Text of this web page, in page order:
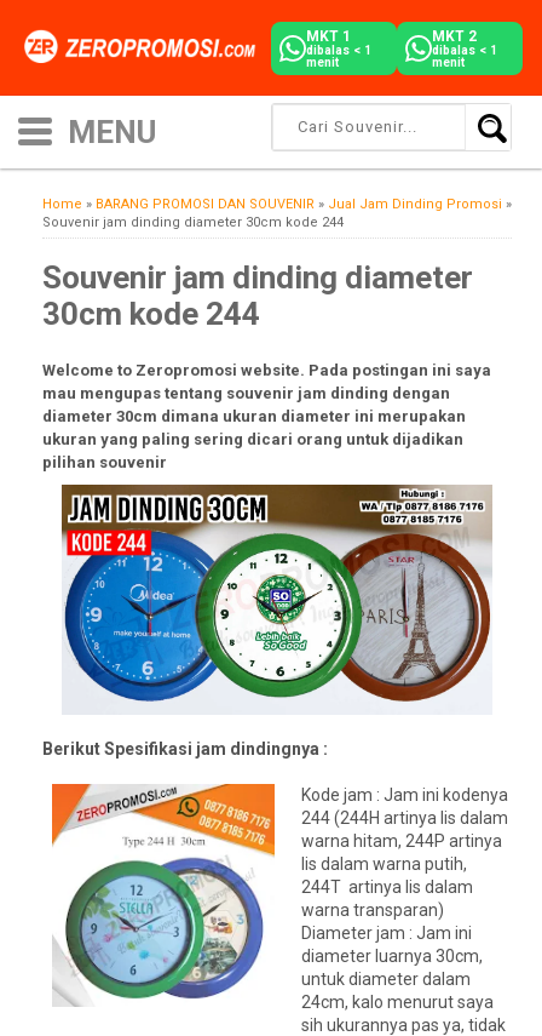
MKT 1
dibalas < 1
menit
MKT 2
dibalas < 1
menit
Home » BARANG PROMOSI DAN SOUVENIR » Jual Jam Dinding Promosi »
Souvenir jam dinding diameter 30cm kode 244
Souvenir jam dinding diameter
30cm kode 244
Welcome to Zeropromosi website. Pada postingan ini saya
mau mengupas tentang souvenir jam dinding dengan
diameter 30cm dimana ukuran diameter ini merupakan
ukuran yang paling sering dicari orang untuk dijadikan
pilihan souvenir
Berikut Spesifikasi jam dindingnya :
Kode jam : Jam ini kodenya
244 (244H artinya lis dalam
warna hitam, 244P artinya
lis dalam warna putih,
244T artinya lis dalam
warna transparan)
Diameter jam : Jam ini
diameter luarnya 30cm,
untuk diameter dalam
24cm, kalo menurut saya
sih ukurannya pas ya, tidak